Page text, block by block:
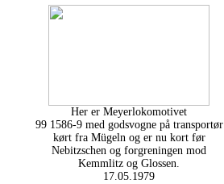
Her er Meyerlokomotivet
99 1586-9 med godsvogne på transportør
kørt fra Mügeln og er nu kort før
Nebitzschen og forgreningen mod
Kemmlitz og Glossen.
17.05.1979